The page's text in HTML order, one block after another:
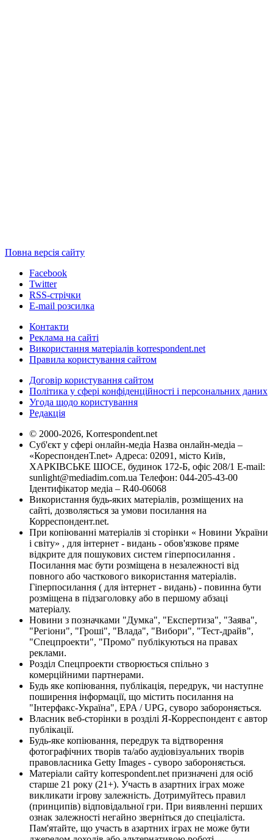
Повна версія сайту
Facebook
Twitter
RSS-стрічки
E-mail розсилка
Контакти
Реклама на сайті
Використання матеріалів korrespondent.net
Правила користування сайтом
Договір користування сайтом
Політика у сфері конфіденційності і персональних даних
Угода щодо користування
Редакція
© 2000-2026, Korrespondent.net
Суб'єкт у сфері онлайн-медіа Назва онлайн-медіа –
«КореспонденТ.net» Адреса: 02091, місто Київ,
ХАРКІВСЬКЕ ШОСЕ, будинок 172-Б, офіс 208/1 E-mail:
sunlight@mediadim.com.ua Телефон: 044-205-43-00
Ідентифікатор медіа – R40-06068
Використання будь-яких матеріалів, розміщених на
сайті, дозволяється за умови посилання на
Корреспондент.net.
При копіюванні матеріалів зі сторінки « Новини України
і світу» , для інтернет - видань - обов'язкове пряме
відкрите для пошукових систем гіперпосилання .
Посилання має бути розміщена в незалежності від
повного або часткового використання матеріалів.
Гіперпосилання ( для інтернет - видань) - повинна бути
розміщена в підзаголовку або в першому абзаці
матеріалу.
Новини з позначками "Думка", "Експертиза", "Заява",
"Регіони", "Гроші", "Влада", "Вибори", "Тест-драйв",
"Спецпроекти", "Промо" публікуються на правах
реклами.
Розділ Спецпроекти створюється спільно з
комерційними партнерами.
Будь яке копіювання, публікація, передрук, чи наступне
поширення інформації, що містить посилання на
"Інтерфакс-Україна", EPA / UPG, суворо забороняється.
Власник веб-сторінки в розділі Я-Корреспондент є автор
публікації.
Будь-яке копіювання, передрук та відтворення
фотографічних творів та/або аудіовізуальних творів
правовласника Getty Images - суворо забороняється.
Матеріали сайту korrespondent.net призначені для осіб
старше 21 року (21+). Участь в азартних іграх може
викликати ігрову залежність. Дотримуйтесь правил
(принципів) відповідальної гри. При виявленні перших
ознак залежності негайно зверніться до спеціаліста.
Пам'ятайте, що участь в азартних іграх не може бути